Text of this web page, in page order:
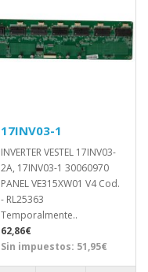
17INV03-1
INVERTER VESTEL 17INV03-
2A, 17INV03-1 30060970
PANEL VE315XW01 V4 Cod.
- RL25363
Temporalmente..
62,86€
Sin impuestos: 51,95€